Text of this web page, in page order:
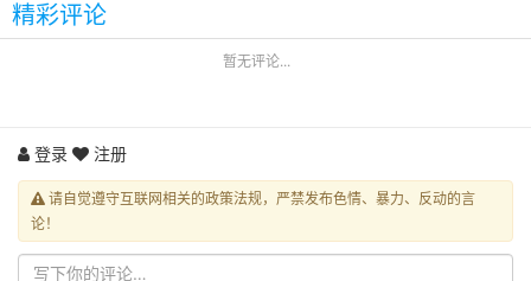
精彩评论
暂无评论...
登录 注册
请自觉遵守互联网相关的政策法规，严禁发布色情、暴力、反动的言
论！